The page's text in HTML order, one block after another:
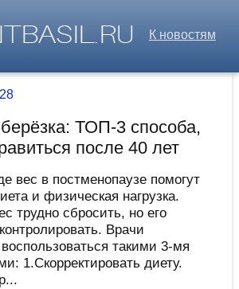
К новостям
ТОП-3 способа,
после 40 лет
вес в постменопаузе помогут
и физическая нагрузка.
трудно сбросить, но его
Врачи
такими 3-мя
1.Скорректировать диету.